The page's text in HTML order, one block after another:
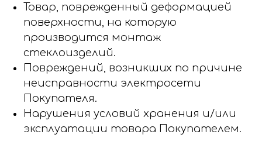
Товар, поврежденный деформацией
поверхности, на которую
производится монтаж
стеклоизделий.
Повреждений, возникших по причине
неисправности электросети
Покупателя.
Нарушения условий хранения и/или
эксплуатации товара Покупателем.